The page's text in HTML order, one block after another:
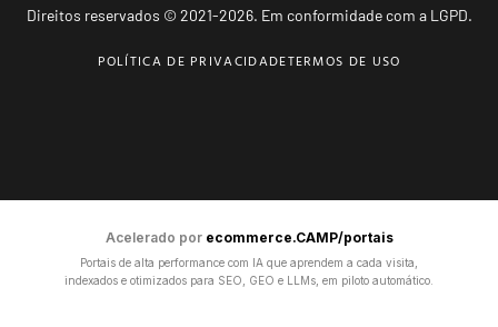
Direitos reservados © 2021-2026. Em conformidade com a LGPD.
POLÍTICA DE PRIVACIDADETERMOS DE USO
Acelerado por ecommerce.CAMP/portais
Portais de alta performance com IA que aprendem a cada visita,
indexados e otimizados para SEO, GEO e LLMs, em piloto automático.